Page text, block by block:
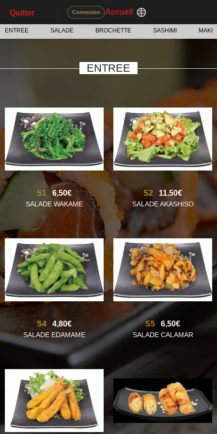
Connexion Accueil
Quitter
ENTREE SALADE BROCHETTE SASHIMI MAKI
ENTREE
S1 6,50€
SALADE WAKAME
S2 11,50€
SALADE AKASHISO
S4 4,80€
SALADE EDAMAME
S5 6,50€
SALADE CALAMAR